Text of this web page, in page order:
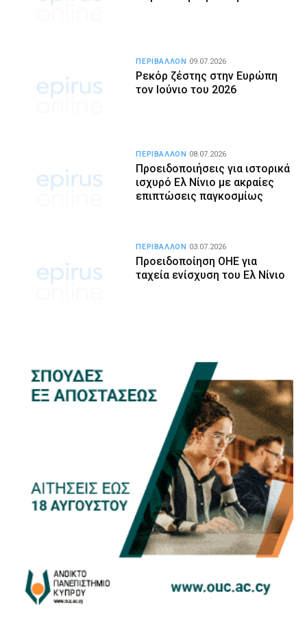
Ρεκόρ ζέστης στην Ευρώπη
τον Ιούνιο του 2026
ΠΕΡΙΒΑΛΛΟΝ 09.07.2026
Προειδοποιήσεις για ιστορικά
ισχυρό Ελ Νίνιο με ακραίες
επιπτώσεις παγκοσμίως
ΠΕΡΙΒΑΛΛΟΝ 08.07.2026
Προειδοποίηση ΟΗΕ για
ταχεία ενίσχυση του Ελ Νίνιο
ΠΕΡΙΒΑΛΛΟΝ 03.07.2026